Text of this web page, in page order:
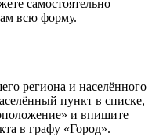
самостоятельно
всю форму.
региона и населённого
пункт в списке,
и впишите
в графу «Город».